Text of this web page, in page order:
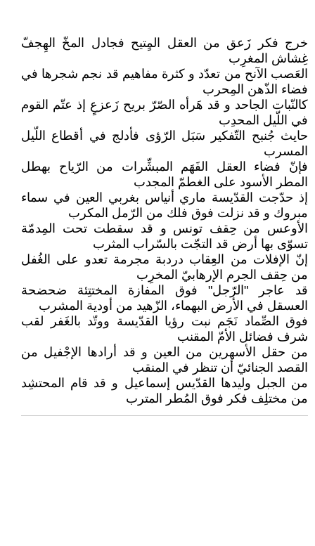
خرج فكر زَعق من العقل المٍتيح فجادل المخّ الهِجفّ
غِشاش المغرِب
العَصب الآنح من تعدّد و كثرة مفاهيم قد نجم شجرها في
فضاء الذّهن المِحرب
كالنّبات الجاحد و قد هَرأه الصّرّ بريح زَعزعٍ إذ عتّم القوم
في اللّيل المحدِب
حايث جُنبح التّفكير سَبَل الرّؤى فأدلج في أقطاع اللّيل
المسرب
فإنّ فضاء العقل الفَهَم المبشِّرات من الرّياح بهطل
المطر الأسود على الغطمّ المجدب
إذ حدّجت القدّيسة ماري أنياس بغربي العين في سماء
مبروك و قد نزلت فوق فلك من الرّمل المكرب
الأوعس من حِقف تونس و قد سقطت تحت المِدمّة
تسوّى بها أرض قد التجّت بالسّراب المثرب
إنّ الإفلات من العِقاب دردبة مجرمة تعدو على الغُفل
من حِقف الجرم الإرهابيّ المخرِب
قد عاجر "الرّجل" فوق المفازة المختتِئة ضحضحة
العسقل في الأرض البهماء، الزّهيد من أودية المشرب
فوق الصِّماد نَجَم نبت رؤيا القدّيسة ووتّد بالغَفر لقب
شرف فضائل الأمّ المقنب
من حقل الأسهرين من العين و قد أرادها الإجْفيل من
القصد الجنائيّ أن تنظر في المنقب
من الجبل وليدها القدّيس إسماعيل و قد قام المحتشِد
من مختلِف فكر فوق المُطر المترب